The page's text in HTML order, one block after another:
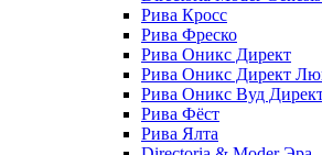
Рива Кросс
Рива Фреско
Рива Оникс Директ
Рива Оникс Директ
Рива Оникс Вуд
Рива Фёст
Рива Ялта